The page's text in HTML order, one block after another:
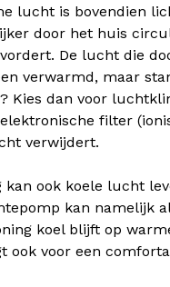
lucht is bovendien
door het huis
De lucht die
verwarmd, maar
Kies dan voor
filter
verwijdert.
ook koele lucht
kan namelijk
koel blijft op
ook voor een